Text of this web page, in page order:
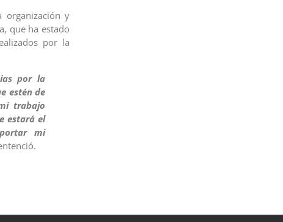
organización y
que ha estado
por la
por la
estén de
trabajo
estará el
mi